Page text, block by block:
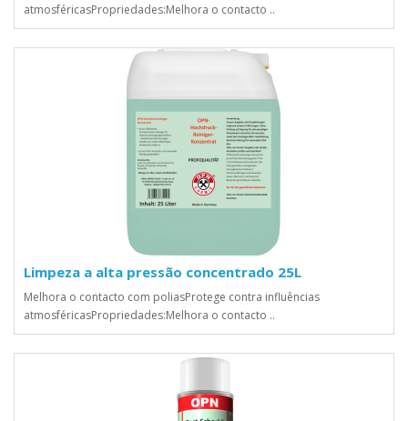
atmosféricasPropriedades:Melhora o contacto ..
Limpeza a alta pressão concentrado 25L
Melhora o contacto com poliasProtege contra influências
atmosféricasPropriedades:Melhora o contacto ..